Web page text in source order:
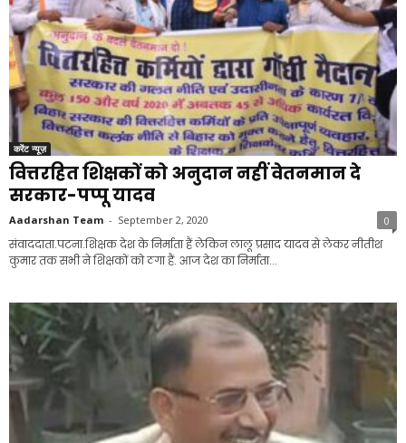
करेंट न्यूज़
वित्तरहित शिक्षकों को अनुदान नहीं वेतनमान दे
सरकार-पप्पू यादव
Aadarshan Team - September 2, 2020 0
संवाददाता.पटना.शिक्षक देश के निर्माता हैं लेकिन लालू प्रसाद यादव से लेकर नीतीश
कुमार तक सभी ने शिक्षकों को ठगा हैं. आज देश का निर्माता...